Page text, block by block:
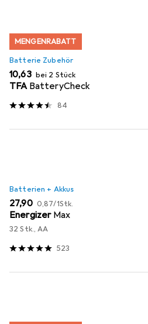
MENGENRABATT
Batterie Zubehör
EUR
10,63 bei 2 Stück
TFA BatteryCheck
84
Batterien + Akkus
EUR
27,90 EUR
0,87/1Stk.
Energizer Max
32 Stk., AA
523